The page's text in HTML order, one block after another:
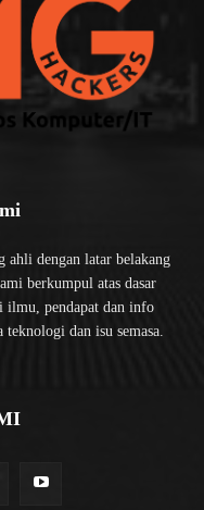
dengan latar belakang
berkumpul atas dasar
ilmu, pendapat dan info
teknologi dan isu semasa.